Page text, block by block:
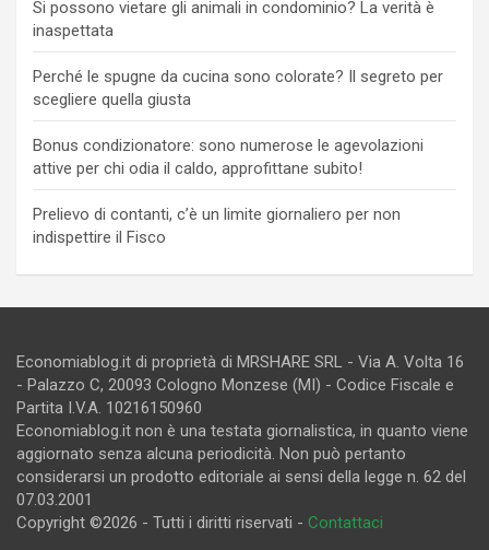
Si possono vietare gli animali in condominio? La verità è
inaspettata
Perché le spugne da cucina sono colorate? Il segreto per
scegliere quella giusta
Bonus condizionatore: sono numerose le agevolazioni
attive per chi odia il caldo, approfittane subito!
Prelievo di contanti, c’è un limite giornaliero per non
indispettire il Fisco
Economiablog.it di proprietà di MRSHARE SRL - Via A. Volta 16
- Palazzo C, 20093 Cologno Monzese (MI) - Codice Fiscale e
Partita I.V.A. 10216150960
Economiablog.it non è una testata giornalistica, in quanto viene
aggiornato senza alcuna periodicità. Non può pertanto
considerarsi un prodotto editoriale ai sensi della legge n. 62 del
07.03.2001
Copyright ©2026 - Tutti i diritti riservati - Contattaci